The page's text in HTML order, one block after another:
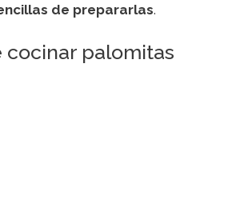
de prepararlas.
cocinar palomitas